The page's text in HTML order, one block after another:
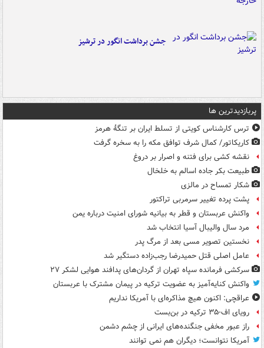
جشن برداشت انگور در ترشیز
پربازدیدترین ها
ترس کارشناس کویتی از تسلط ایران بر تنگۀ هرمز
کاریکاتور/ کمال شرف توافق مکه را به سخره گرفت
نقشه کشی برای فتنه و اصرار بر دروغ
طبیعت بکر جاده اسالم به خلخال
شکار تمساح در مالزی
پشت پرده تغییر سرمربی تراکتور
واکنش عربستان و قطر به بیانیه شورای امنیت درباره یمن
مرد سال والیبال آسیا انتخاب شد
نخستین تصویر مسی بعد از مرگ پدر
عامل اصلی قتل حمیدرضا رجب‌زاده دستگیر شد
سرکشی فرمانده سپاه تهران از گردان‌های پدافند هوایی لشکر ۲۷
واکنش کنایه‌آمیز به عضویت ترکیه در پیمان مشترک با عربستان
عراقچی: اکنون هیچ مذاکره‌ای با آمریکا نداریم
رویای اف-۳۵ ترکیه در بن‌بست
راز عبور مخفی جنگنده‌های ایرانی از چشم دشمن
آمریکا نتوانست؛ دیگران هم نمی توانند